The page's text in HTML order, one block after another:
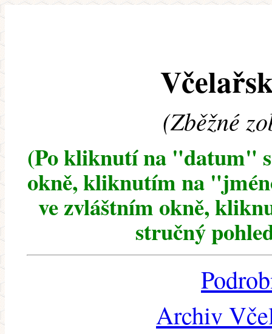
(Zběžné
(Po kliknutí na "datum"
okně, kliknutím na
ve zvláštním okně,
stručný
Archiv